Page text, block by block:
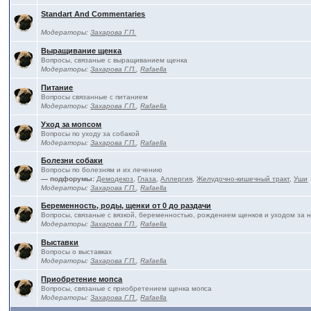
Standart And Commentaries
Модераторы:Захарова Г.П.
Выращивание щенка
Вопросы, связаные с выращиванием щенка
Модераторы:Захарова Г.П. ,Rafaella
Питание
Вопросы связанные с питанием
Модераторы:Захарова Г.П. ,Rafaella
Уход за мопсом
Вопросы по уходу за собакой
Модераторы:Захарова Г.П. ,Rafaella
Болезни собаки
Вопросы по болезням и их лечению
— подфорумы: Демодекоз ,Глаза ,Аллергия ,Желудочно-кишечный тракт,Уши
Модераторы:Захарова Г.П. ,Rafaella
Беременность, роды, щенки от 0 до раздачи
Вопросы, связаные с вязкой, беременностью, рождением щенков и уходом за
Модераторы:Захарова Г.П. ,Rafaella
Выставки
Вопросы о выставках
Модераторы:Захарова Г.П. ,Rafaella
Приобретение мопса
Вопросы, связаные с приобретением щенка мопса
Модераторы:Захарова Г.П. ,Rafaella